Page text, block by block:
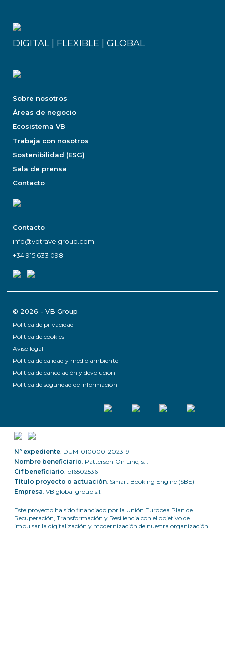
DIGITAL | FLEXIBLE | GLOBAL
Sobre nosotros
Áreas de negocio
Ecosistema VB
Trabaja con nosotros
Sostenibilidad (ESG)
Sala de prensa
Contacto
Contacto
info@vbtravelgroup.com
+34 915 633 098
© 2026 - VB Group
Política de privacidad
Política de cookies
Aviso legal
Política de calidad y medio ambiente
Política de cancelación y devolución
Política de seguridad de información
Nº expediente: DUM-010000-2023-9
Nombre beneficiario: Patterson On Line, s.l.
Cif beneficiario: b16502536
Título proyecto o actuación: Smart Booking Engine (SBE)
Empresa: VB global group s.l.
Este proyecto ha sido financiado por la Unión Europea Plan de
Recuperación, Transformación y Resiliencia con el objetivo de
impulsar la digitalización y modernización de nuestra organización.